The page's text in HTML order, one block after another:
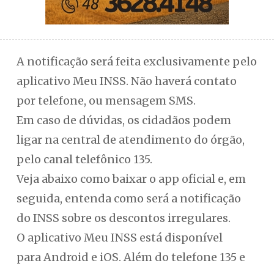
A notificação será feita exclusivamente pelo
aplicativo Meu INSS. Não haverá contato
por telefone, ou mensagem SMS.
Em caso de dúvidas, os cidadãos podem
ligar na central de atendimento do órgão,
pelo canal telefônico 135.
Veja abaixo como baixar o app oficial e, em
seguida, entenda como será a notificação
do INSS sobre os descontos irregulares.
O aplicativo Meu INSS está disponível
para Android e iOS. Além do telefone 135 e